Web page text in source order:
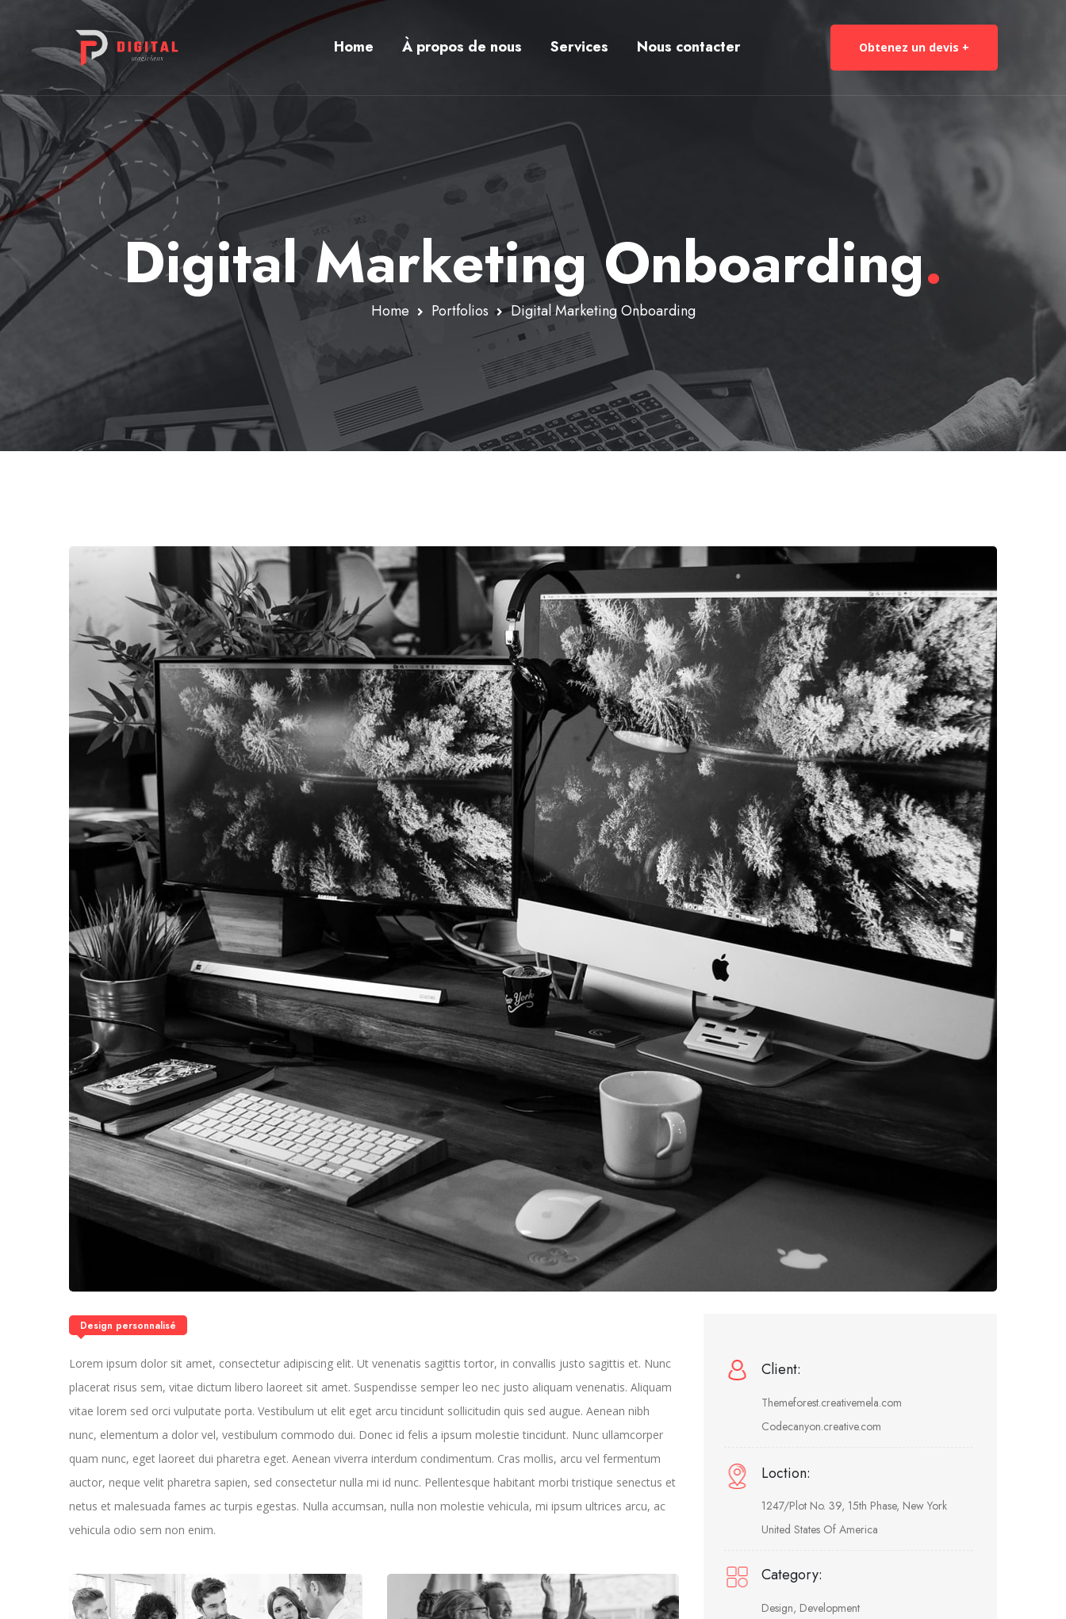
Home À propos de nous Services Nous contacter Obtenez un devis +
Digital Marketing Onboarding.
Home Portfolios Digital Marketing Onboarding
Design personnalisé
Lorem ipsum dolor sit amet, consectetur adipiscing elit. Ut venenatis sagittis tortor, in convallis justo sagittis et. Nunc
placerat risus sem, vitae dictum libero laoreet sit amet. Suspendisse semper leo nec justo aliquam venenatis. Aliquam
vitae lorem sed orci vulputate porta. Vestibulum ut elit eget arcu tincidunt sollicitudin quis sed augue. Aenean nibh
nunc, elementum a dolor vel, vestibulum commodo dui. Donec id felis a ipsum molestie tincidunt. Nunc ullamcorper
quam nunc, eget laoreet dui pharetra eget. Aenean viverra interdum condimentum. Cras mollis, arcu vel fermentum
auctor, neque velit pharetra sapien, sed consectetur nulla mi id nunc. Pellentesque habitant morbi tristique senectus et
netus et malesuada fames ac turpis egestas. Nulla accumsan, nulla non molestie vehicula, mi ipsum ultrices arcu, ac
vehicula odio sem non enim.
Client:
Themeforest.creativemela.com
Codecanyon.creative.com
Loction:
1247/Plot No. 39, 15th Phase, New York
United States Of America
Category:
Design, Development